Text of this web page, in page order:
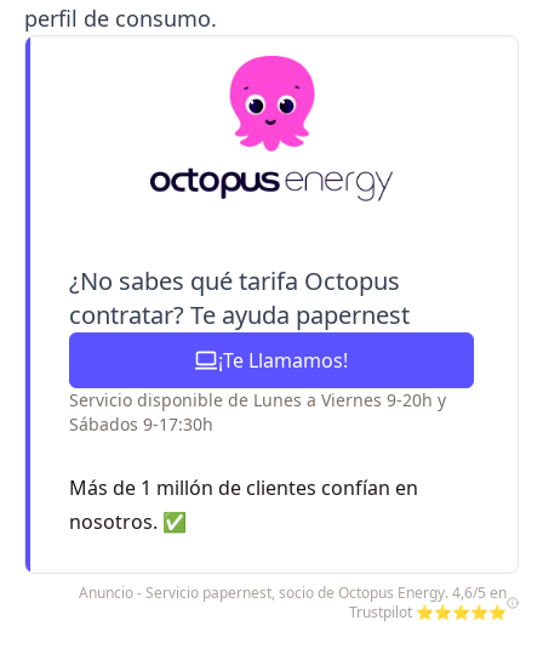
perfil de consumo.
¿No sabes qué tarifa Octopus
contratar? Te ayuda papernest
¡Te Llamamos!
Servicio disponible de Lunes a Viernes 9-20h y
Sábados 9-17:30h
Más de 1 millón de clientes confían en
nosotros. ✅
Anuncio - Servicio papernest, socio de Octopus Energy. 4,6/5 en
Trustpilot ⭐⭐⭐⭐⭐